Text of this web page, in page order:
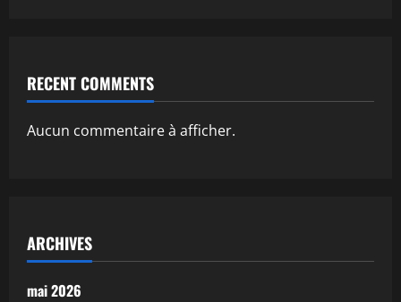
RECENT COMMENTS
Aucun commentaire à afficher.
ARCHIVES
mai 2026